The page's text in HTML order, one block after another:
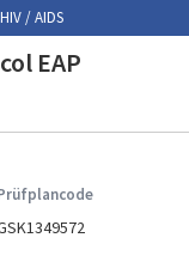
HIV / AIDS
EAP